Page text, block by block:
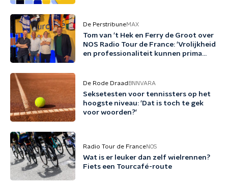
De PerstribuneMAX
Tom van 't Hek en Ferry de Groot over
NOS Radio Tour de France: 'Vrolijkheid
en professionaliteit kunnen prima
De Rode Draad BNNVARA
Seksetesten voor tennissters op het
hoogste niveau: 'Dat is toch te gek
voor woorden?'
Radio Tour de FranceNOS
Wat is er leuker dan zelf wielrennen?
Fiets een Tourcafé-route